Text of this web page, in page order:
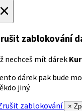
zablokování
nechceš mít dárek
dárek pak bude
jiný.
zablokování
×